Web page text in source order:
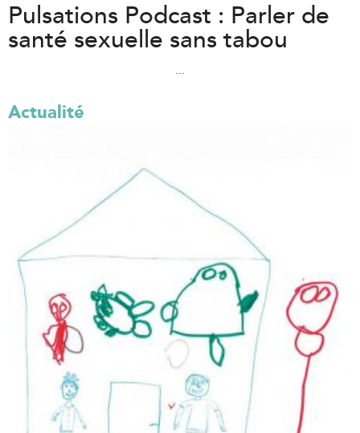
Pulsations Podcast : Parler de
santé sexuelle sans tabou
...
Actualité